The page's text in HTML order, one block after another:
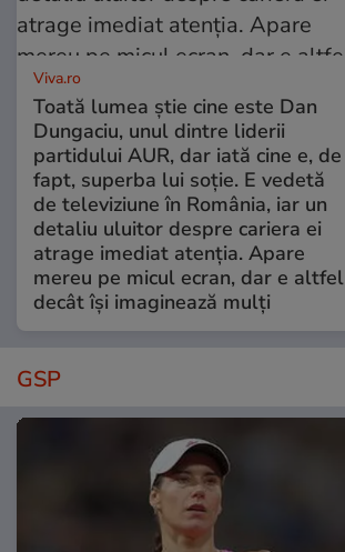
Viva.ro
Toată lumea știe cine este Dan
Dungaciu, unul dintre liderii
partidului AUR, dar iată cine e, de
fapt, superba lui soție. E vedetă
de televiziune în România, iar un
detaliu uluitor despre cariera ei
atrage imediat atenția. Apare
mereu pe micul ecran, dar e altfel
decât își imaginează mulți
GSP